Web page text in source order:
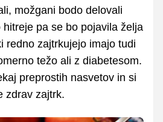
možgani bodo delovali
pa se bo pojavila želja
redno zajtrkujejo imajo tudi
težo ali z diabetesom.
preprostih nasvetov in si
zdrav zajtrk.